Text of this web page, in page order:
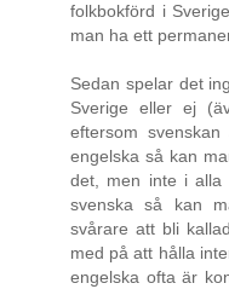
folkbokförd i
man ha ett
Sedan spelar det
Sverige eller ej
eftersom
engelska så kan
det, men inte i alla
svenska så kan
svårare att bli
med på att hålla
engelska ofta är